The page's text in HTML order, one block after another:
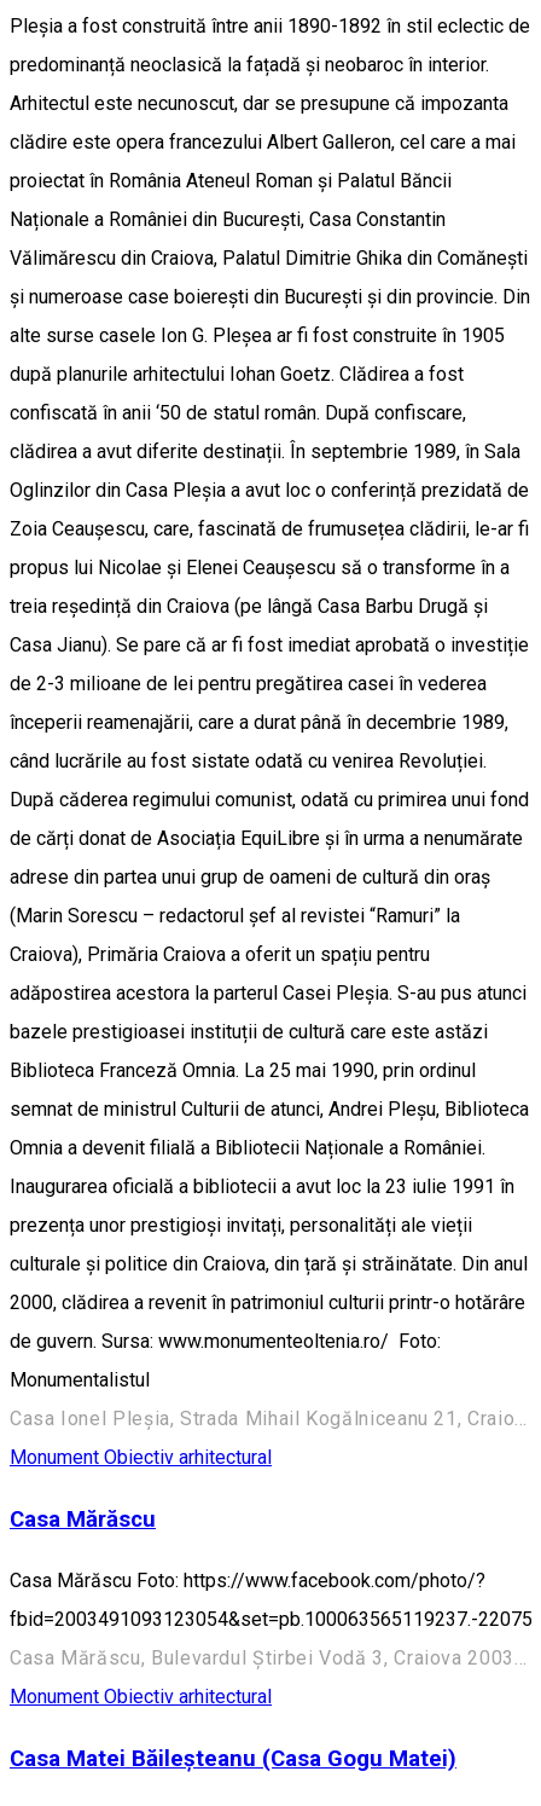
Pleșia a fost construită între anii 1890-1892 în stil eclectic de
predominanță neoclasică la fațadă și neobaroc în interior.
Arhitectul este necunoscut, dar se presupune că impozanta
clădire este opera francezului Albert Galleron, cel care a mai
proiectat în România Ateneul Roman și Palatul Băncii
Naționale a României din București, Casa Constantin
Vălimărescu din Craiova, Palatul Dimitrie Ghika din Comănești
și numeroase case boierești din București și din provincie. Din
alte surse casele Ion G. Pleșea ar fi fost construite în 1905
după planurile arhitectului Iohan Goetz. Clădirea a fost
confiscată în anii ‘50 de statul român. După confiscare,
clădirea a avut diferite destinații. În septembrie 1989, în Sala
Oglinzilor din Casa Pleșia a avut loc o conferință prezidată de
Zoia Ceaușescu, care, fascinată de frumusețea clădirii, le-ar fi
propus lui Nicolae și Elenei Ceaușescu să o transforme în a
treia reședință din Craiova (pe lângă Casa Barbu Drugă și
Casa Jianu). Se pare că ar fi fost imediat aprobată o investiție
de 2-3 milioane de lei pentru pregătirea casei în vederea
începerii reamenajării, care a durat până în decembrie 1989,
când lucrările au fost sistate odată cu venirea Revoluției.
După căderea regimului comunist, odată cu primirea unui fond
de cărți donat de Asociația EquiLibre și în urma a nenumărate
adrese din partea unui grup de oameni de cultură din oraș
(Marin Sorescu – redactorul șef al revistei “Ramuri” la
Craiova), Primăria Craiova a oferit un spațiu pentru
adăpostirea acestora la parterul Casei Pleșia. S-au pus atunci
bazele prestigioasei instituții de cultură care este astăzi
Biblioteca Franceză Omnia. La 25 mai 1990, prin ordinul
semnat de ministrul Culturii de atunci, Andrei Pleșu, Biblioteca
Omnia a devenit filială a Bibliotecii Naționale a României.
Inaugurarea oficială a bibliotecii a avut loc la 23 iulie 1991 în
prezența unor prestigioși invitați, personalități ale vieții
culturale și politice din Craiova, din țară și străinătate. Din anul
2000, clădirea a revenit în patrimoniul culturii printr-o hotărâre
de guvern. Sursa: www.monumenteoltenia.ro/ Foto:
Monumentalistul
Casa Ionel Pleșia, Strada Mihail Kogălniceanu 21, Craiova 200390, România
Monument Obiectiv arhitectural
Casa Mărăscu
Casa Mărăscu Foto: https://www.facebook.com/photo/?
fbid=2003491093123054&set=pb.100063565119237.-
Casa Mărăscu, Bulevardul Știrbei Vodă 3, Craiova 200352, România
Monument Obiectiv arhitectural
Casa Matei Băileșteanu (Casa Gogu Matei)